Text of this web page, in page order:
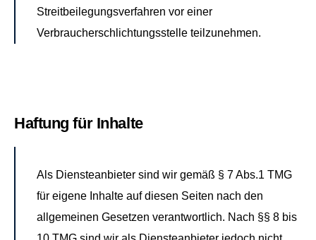
Streitbeilegungsverfahren vor einer
Verbraucherschlichtungsstelle teilzunehmen.
Haftung für Inhalte
Als Diensteanbieter sind wir gemäß § 7 Abs.1 TMG
für eigene Inhalte auf diesen Seiten nach den
allgemeinen Gesetzen verantwortlich. Nach §§ 8 bis